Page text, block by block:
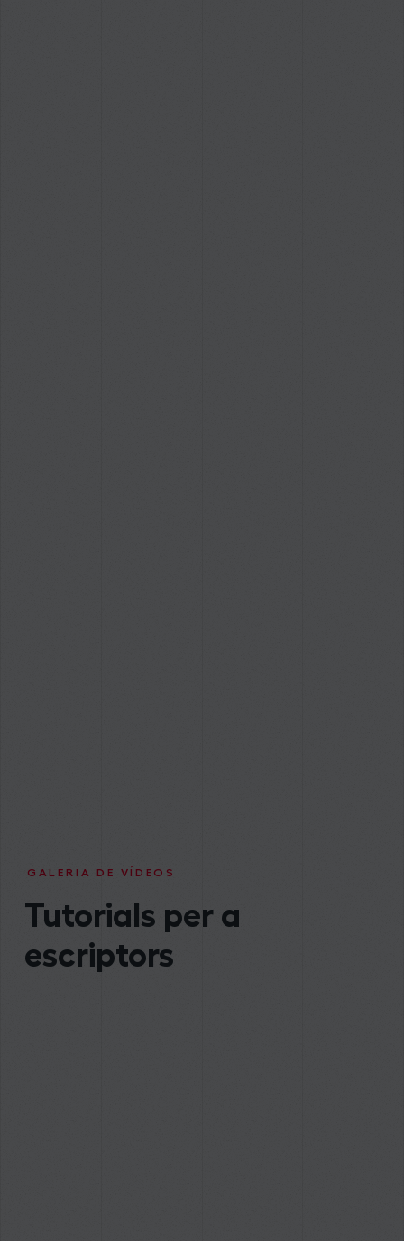
GALERIA DE VÍDEOS
Tutorials per a
escriptors